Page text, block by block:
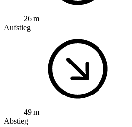
26 m
Aufstieg
49 m
Abstieg